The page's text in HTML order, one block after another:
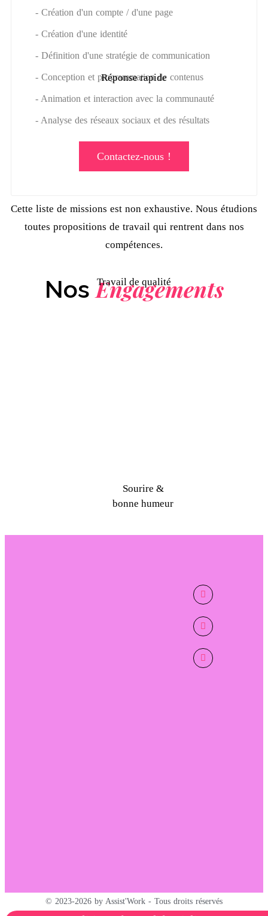
- Création d'un compte / d'une page
- Création d'une identité
- Définition d'une stratégie de communication
- Conception et programmation de contenus
- Animation et interaction avec la communauté
- Analyse des réseaux sociaux et des résultats
Contactez-nous !
Cette liste de missions est non exhaustive. Nous étudions
toutes propositions de travail qui rentrent dans nos
compétences.
Nos Engagements
Réponse rapide
Travail de qualité
Sourire &
bonne humeur
© 2023-2026 by Assist'Work - Tous droits réservés